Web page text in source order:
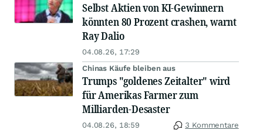
Selbst Aktien von KI-Gewinnern
könnten 80 Prozent crashen, warnt
Ray Dalio
04.08.26, 17:29
Chinas Käufe bleiben aus
Trumps "goldenes Zeitalter" wird
für Amerikas Farmer zum
Milliarden-Desaster
04.08.26, 18:59 3 Kommentare